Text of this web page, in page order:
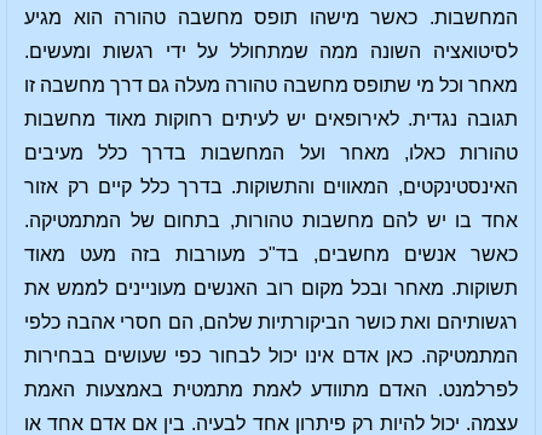
המחשבות. כאשר מישהו תופס מחשבה טהורה הוא מגיע
לסיטואציה השונה ממה שמתחולל על ידי רגשות ומעשים.
מאחר וכל מי שתופס מחשבה טהורה מעלה גם דרך מחשבה זו
תגובה נגדית. לאירופאים יש לעיתים רחוקות מאוד מחשבות
טהורות כאלו, מאחר ועל המחשבות בדרך כלל מעיבים
האינסטינקטים, המאווים והתשוקות. בדרך כלל קיים רק אזור
אחד בו יש להם מחשבות טהורות, בתחום של המתמטיקה.
כאשר אנשים מחשבים, בד"כ מעורבות בזה מעט מאוד
תשוקות. מאחר ובכל מקום רוב האנשים מעוניינים לממש את
רגשותיהם ואת כושר הביקורתיות שלהם, הם חסרי אהבה כלפי
המתמטיקה. כאן אדם אינו יכול לבחור כפי שעושים בבחירות
לפרלמנט. האדם מתוודע לאמת מתמטית באמצעות האמת
עצמה. יכול להיות רק פיתרון אחד לבעיה. בין אם אדם אחד או